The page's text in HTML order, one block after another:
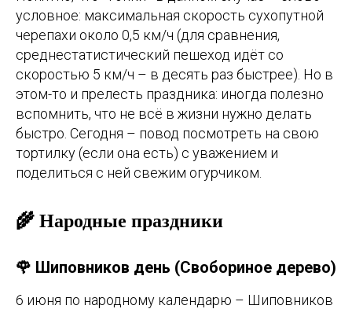
условное: максимальная скорость сухопутной
черепахи около 0,5 км/ч (для сравнения,
среднестатистический пешеход идёт со
скоростью 5 км/ч – в десять раз быстрее). Но в
этом-то и прелесть праздника: иногда полезно
вспомнить, что не всё в жизни нужно делать
быстро. Сегодня – повод посмотреть на свою
тортилку (если она есть) с уважением и
поделиться с ней свежим огурчиком.
🌾 Народные праздники
🌹 Шиповников день (Свобориное дерево)
6 июня по народному календарю – Шиповников